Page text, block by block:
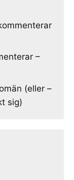
–
(eller –
sig)